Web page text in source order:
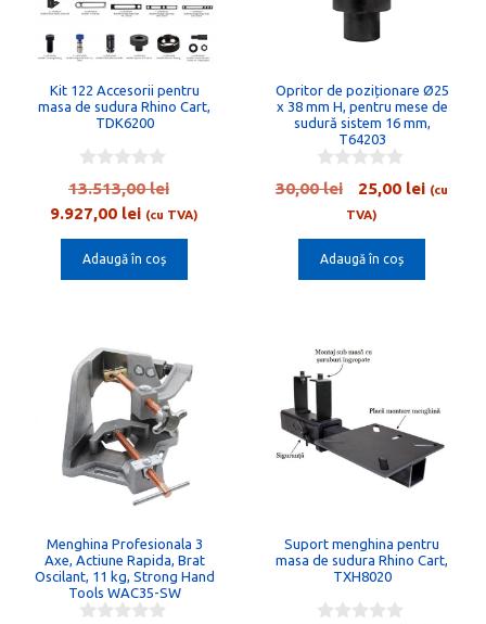
Kit 122 Accesorii pentru
masa de sudura Rhino Cart,
TDK6200
0
o
u
f
5
13.513,00lei
inițial
a
9.927,00 leiPrețul
curent
este:
(cu TVA)
Adaugă în coș
Opritor de poziționare Ø25
x 38 mm H, pentru mese de
sudură sistem 16 mm,
T64203
0
o
f
5
30,00lei
Prețul
inițial
a
fost:
25,00 leiPrețul
este:
(cu
TVA)
Adaugă în coș
Menghina Profesionala 3
Axe, Actiune Rapida, Brat
Oscilant, 11 kg, Strong Hand
Tools WAC35-SW
Suport menghina pentru
masa de sudura Rhino Cart,
TXH8020